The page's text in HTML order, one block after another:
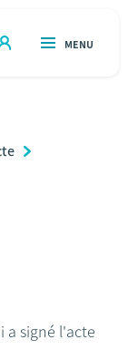
OUVERT
MENU
a signé l'acte